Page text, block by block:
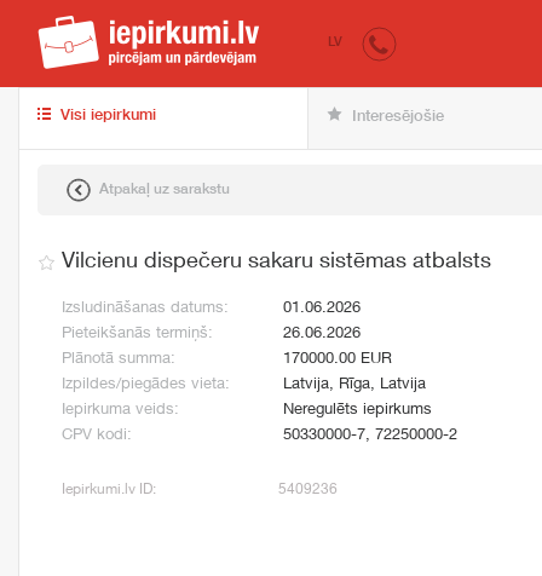
iepirkumi.lv
LV
Visi iepirkumi Interesējošie
Atpakaļ uz sarakstu
Vilcienu dispečeru sakaru sistēmas atbalsts
Izsludināšanas datums:
01.06.2026
Pieteikšanās termiņš:
26.06.2026
Plānotā summa:
170000.00 EUR
Izpildes/piegādes vieta:
Latvija, Rīga, Latvija
Iepirkuma veids:
Neregulēts iepirkums
CPV kodi:
50330000-7, 72250000-2
Iepirkumi.lv ID: 5409236